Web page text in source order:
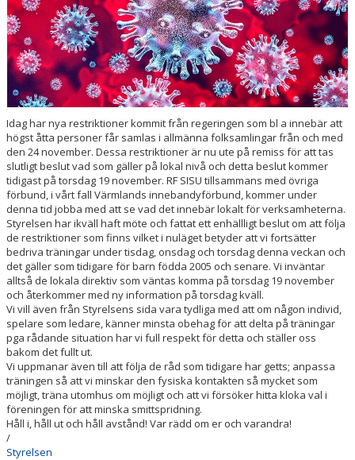
OM KLUBBEN
MEDLEMSKAP
TRÄNINGSTIDER
FÖRENINGSKLÄDER
KIOSK
DOMARE
Idag har nya restriktioner kommit från regeringen som bl a innebär att
högst åtta personer får samlas i allmänna folksamlingar från och med
den 24 november. Dessa restriktioner är nu ute på remiss för att tas
slutligt beslut vad som gäller på lokal nivå och detta beslut kommer
tidigast på torsdag 19 november. RF SISU tillsammans med övriga
förbund, i vårt fall Värmlands innebandyförbund, kommer under
denna tid jobba med att se vad det innebär lokalt för verksamheterna.
Styrelsen har ikväll haft möte och fattat ett enhällligt beslut om att följa
de restriktioner som finns vilket i nuläget betyder att vi fortsätter
bedriva träningar under tisdag, onsdag och torsdag denna veckan och
det gäller som tidigare för barn födda 2005 och senare. Vi inväntar
alltså de lokala direktiv som väntas komma på torsdag 19 november
och återkommer med ny information på torsdag kväll.
Vi vill även från Styrelsens sida vara tydliga med att om någon individ,
spelare som ledare, känner minsta obehag för att delta på träningar
pga rådande situation har vi full respekt för detta och ställer oss
bakom det fullt ut.
Vi uppmanar även till att följa de råd som tidigare har getts; anpassa
träningen så att vi minskar den fysiska kontakten så mycket som
möjligt, träna utomhus om möjligt och att vi försöker hitta kloka val i
föreningen för att minska smittspridning.
Håll i, håll ut och håll avstånd! Var rädd om er och varandra!
/
Styrelsen